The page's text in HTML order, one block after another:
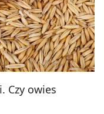
Czy owies